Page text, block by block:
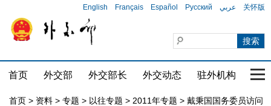
English Français Español Русский عربي 关怀版
首页 外交部 外交部长 外交动态 驻外机构 国
首页 > 资料 > 专题 > 以往专题 > 2011年专题 > 戴秉国国务委员访问